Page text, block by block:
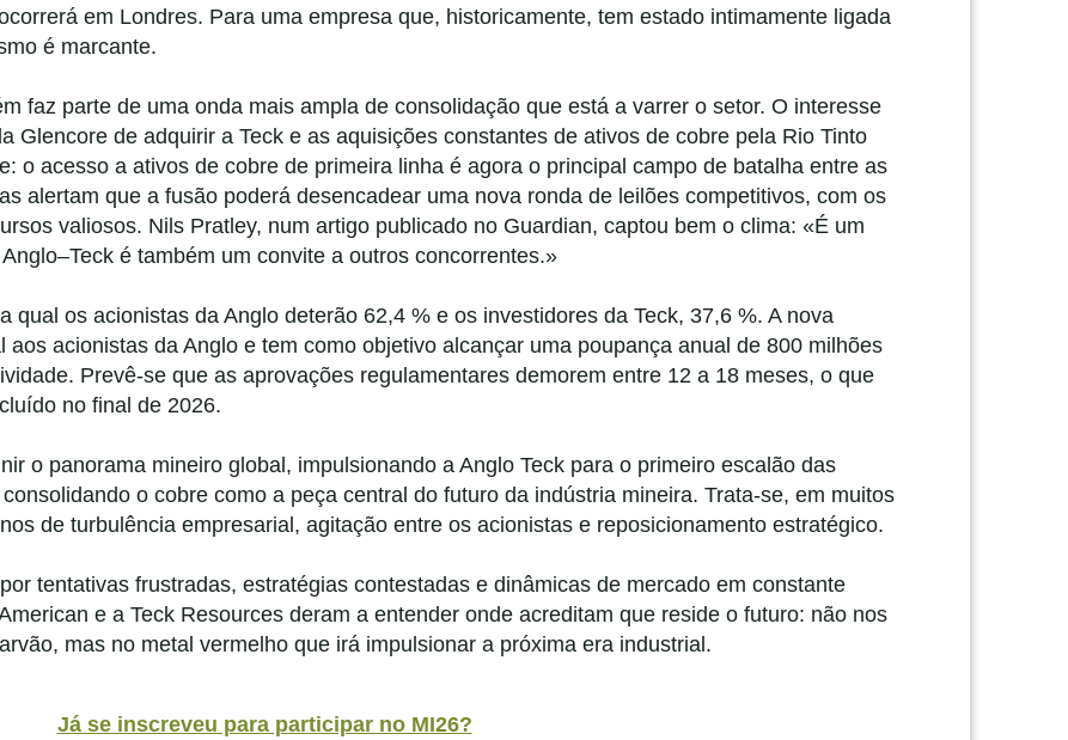
em Londres. Para uma empresa que, historicamente, tem estado intimamente ligada
é marcante.
faz parte de uma onda mais ampla de consolidação que está a varrer o setor. O interesse
Glencore de adquirir a Teck e as aquisições constantes de ativos de cobre pela Rio Tinto
o acesso a ativos de cobre de primeira linha é agora o principal campo de batalha entre as
alertam que a fusão poderá desencadear uma nova ronda de leilões competitivos, com os
valiosos. Nils Pratley, num artigo publicado no Guardian, captou bem o clima: «É um
é também um convite a outros concorrentes.»
qual os acionistas da Anglo deterão 62,4 % e os investidores da Teck, 37,6 %. A nova
acionistas da Anglo e tem como objetivo alcançar uma poupança anual de 800 milhões
Prevê-se que as aprovações regulamentares demorem entre 12 a 18 meses, o que
no final de 2026.
o panorama mineiro global, impulsionando a Anglo Teck para o primeiro escalão das
o cobre como a peça central do futuro da indústria mineira. Trata-se, em muitos
de turbulência empresarial, agitação entre os acionistas e reposicionamento estratégico.
tentativas frustradas, estratégias contestadas e dinâmicas de mercado em constante
e a Teck Resources deram a entender onde acreditam que reside o futuro: não nos
mas no metal vermelho que irá impulsionar a próxima era industrial.
Já se inscreveu para participar no MI26?